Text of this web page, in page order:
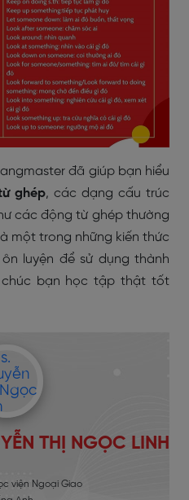
đã giúp bạn hiểu
ghép, các dạng cấu trúc
các động từ ghép thường
một trong những kiến thức
luyện để sử dụng thành
chúc bạn học tập thật tốt
THỊ NGỌC LINH
viện Ngoại Giao